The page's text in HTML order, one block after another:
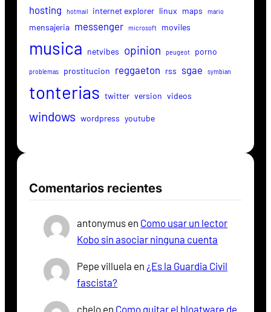
hosting hotmail internet explorer linux maps mario
mensajeria messenger microsoft moviles
musica netvibes opinion peugeot porno
problemas prostitucion reggaeton rss sgae symbian
tonterias twitter version videos
windows wordpress youtube
Comentarios recientes
antonymus en Como usar un lector
Kobo sin asociar ninguna cuenta
Pepe villuela en ¿Es la Guardia Civil
fascista?
chelo en Como quitar el bloatware de